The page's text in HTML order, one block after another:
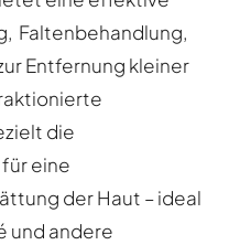
Faltenbehandlung,
Entfernung kleiner
die
eine
der Haut – ideal
und andere